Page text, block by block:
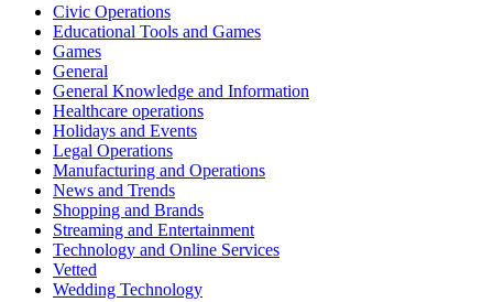
Civic Operations
Educational Tools and Games
Games
General
General Knowledge and Information
Healthcare operations
Holidays and Events
Legal Operations
Manufacturing and Operations
News and Trends
Shopping and Brands
Streaming and Entertainment
Technology and Online Services
Vetted
Wedding Technology